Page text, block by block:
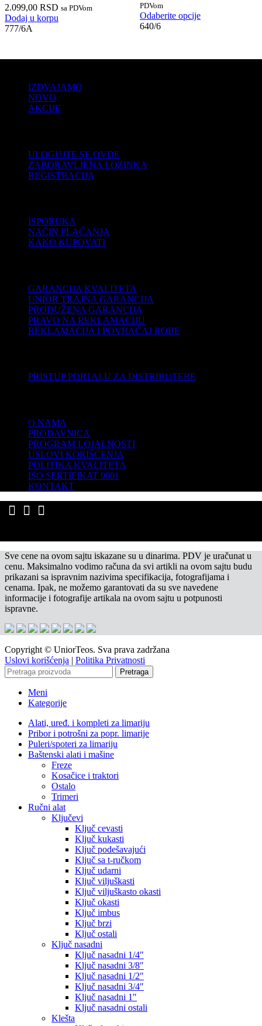
2.099,00 RSD sa PDVom
Dodaj u korpu
777/6A
PDVom
Odaberite opcije
640/6
IZDVAJAMO
NOVO
AKCIJE
ULOGUJTE SE OVDE
ZABORAVLJENA LOZINKA
REGISTRACIJA
ISPORUKA
NAČIN PLAĆANJA
KAKO KUPOVATI
GARANCIJA KVALITETA
UNIOR TRAJNA GARANCIJA
PRODUŽENA GARANCIJA
PRAVO NA REKLAMACIJU
REKLAMACIJA I POVRAĆAJ ROBE
PRISTUP PORTALU ZA DISTRIBUTERE
O NAMA
PRODAVNICA
PROGRAM LOJALNOSTI
USLOVI KORIŠĆENJA
POLITIKA KVALITETA
ISO SERTIFIKAT 9001
KONTAKT
Sve cene na ovom sajtu iskazane su u dinarima. PDV je uračunat u
cenu. Maksimalno vodimo računa da svi artikli na ovom sajtu budu
prikazani sa ispravnim nazivima specifikacija, fotografijama i
cenama. Ipak, ne možemo garantovati da su sve navedene
informacije i fotografije artikala na ovom sajtu u potpunosti
ispravne.
Copyright © UniorTeos. Sva prava zadržana
Uslovi korišćenja | Politika Privatnosti
Pretraga
Meni
Kategorije
Alati, uređ. i kompleti za limariju
Pribor i potrošni za popr. limarije
Puleri/spoteri za limariju
Baštenski alati i mašine
Freze
Kosačice i traktori
Ostalo
Trimeri
Ručni alat
Ključevi
Ključ cevasti
Ključ kukasti
Ključ podešavajući
Ključ sa t-ručkom
Ključ udarni
Ključ viljuškasti
Ključ viljuškasto okasti
Ključ okasti
Ključ imbus
Ključ brzi
Ključ ostali
Ključ nasadni
Ključ nasadni 1/4″
Ključ nasadni 3/8″
Ključ nasadni 1/2″
Ključ nasadni 3/4″
Ključ nasadni 1″
Ključ nasadni ostali
Klešta